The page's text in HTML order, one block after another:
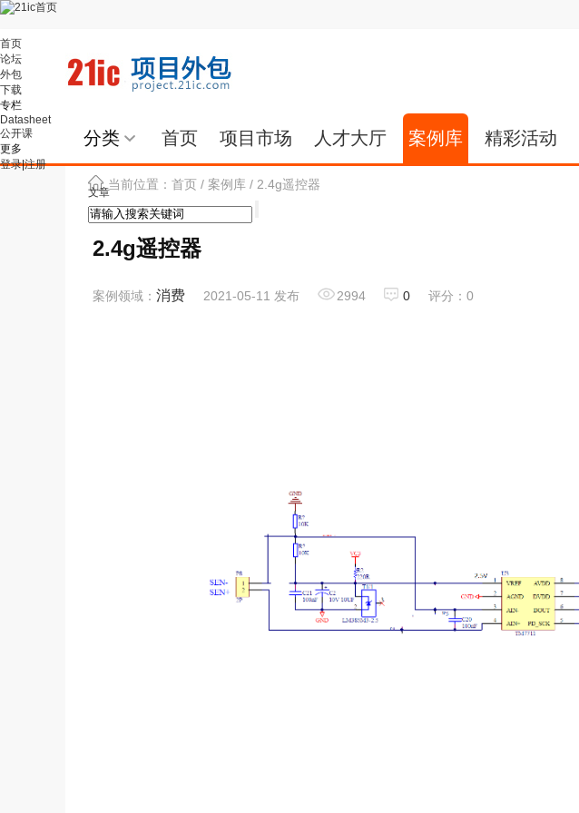
分类 首页 项目市场 人才大厅 案例库 精彩活动
当前位置： 首页 / 案例库 / 2.4g遥控器
2.4g遥控器
案例领域： 消费 2021-05-11 发布 2994 0
评分：0
首页
论坛
外包
下载
专栏
Datasheet
公开课
更多
登录|注册
文章